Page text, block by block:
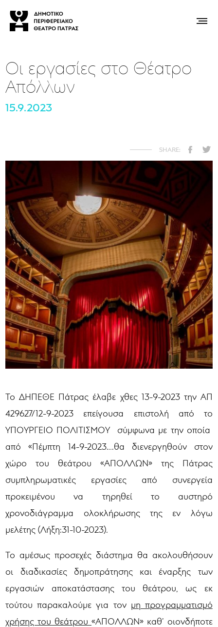
Οι εργασίες στο Θέατρο
Απόλλων
15.9.2023
Το ΔΗΠΕΘΕ Πάτρας έλαβε χθες 13-9-2023 την ΑΠ
429627/12-9-2023 επείγουσα επιστολή από το
ΥΠΟΥΡΓΕΙΟ ΠΟΛΙΤΙΣΜΟΥ σύμφωνα με την οποία
από «Πέμπτη 14-9-2023….θα διενεργηθούν στον
χώρο του θεάτρου «ΑΠΟΛΛΩΝ» της Πάτρας
συμπληρωματικές εργασίες από συνεργεία
προκειμένου να τηρηθεί το αυστηρό
χρονοδιάγραμμα ολοκλήρωσης της εν λόγω
μελέτης (Λήξη:31-10-2023).
Το αμέσως προσεχές διάστημα θα ακολουθήσουν
οι διαδικασίες δημοπράτησης και έναρξης των
εργασιών αποκατάστασης του θεάτρου, ως εκ
τούτου παρακαλούμε για τον μη προγραμματισμό
χρήσης του θεάτρου «ΑΠΟΛΛΩΝ» καθ’ οιονδήποτε